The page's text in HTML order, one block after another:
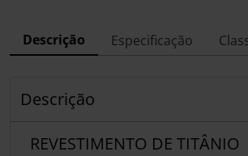
Descrição Especificação
Descrição
REVESTIMENTO DE TITÂNIO